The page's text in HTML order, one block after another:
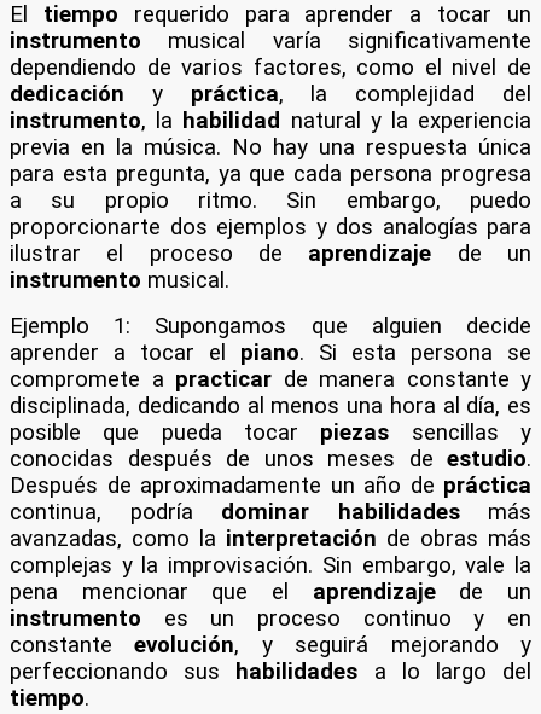
El tiempo requerido para aprender a tocar un
instrumento musical varía significativamente
dependiendo de varios factores, como el nivel de
dedicación y práctica, la complejidad del
instrumento, la habilidad natural y la experiencia
previa en la música. No hay una respuesta única
para esta pregunta, ya que cada persona progresa
a su propio ritmo. Sin embargo, puedo
proporcionarte dos ejemplos y dos analogías para
ilustrar el proceso de aprendizaje de un
instrumento musical.
Ejemplo 1: Supongamos que alguien decide
aprender a tocar el piano. Si esta persona se
compromete a practicar de manera constante y
disciplinada, dedicando al menos una hora al día, es
posible que pueda tocar piezas sencillas y
conocidas después de unos meses de estudio.
Después de aproximadamente un año de práctica
continua, podría dominar habilidadesmás
avanzadas, como la interpretación de obras más
complejas y la improvisación. Sin embargo, vale la
pena mencionar que el aprendizajede un
instrumento es un proceso continuo y en
constanteevolución, y seguirá mejorando y
perfeccionando sus
habilidades a lo largo del
tiempo.